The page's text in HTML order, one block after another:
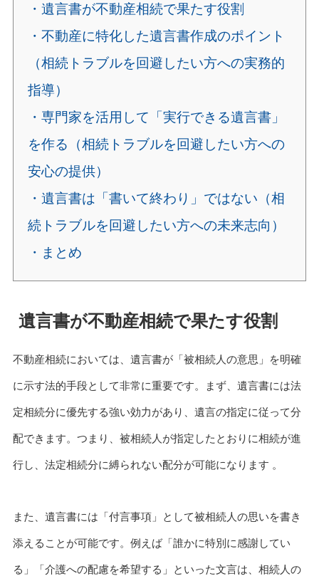
・遺言書が不動産相続で果たす役割
・不動産に特化した遺言書作成のポイント
（相続トラブルを回避したい方への実務的
指導）
・専門家を活用して「実行できる遺言書」
を作る（相続トラブルを回避したい方への
安心の提供）
・遺言書は「書いて終わり」ではない（相
続トラブルを回避したい方への未来志向）
・まとめ
遺言書が不動産相続で果たす役割
不動産相続においては、遺言書が「被相続人の意思」を明確
に示す法的手段として非常に重要です。まず、遺言書には法
定相続分に優先する強い効力があり、遺言の指定に従って分
配できます。つまり、被相続人が指定したとおりに相続が進
行し、法定相続分に縛られない配分が可能になります 。
また、遺言書には「付言事項」として被相続人の思いを書き
添えることが可能です。例えば「誰かに特別に感謝してい
る」「介護への配慮を希望する」といった文言は、相続人の